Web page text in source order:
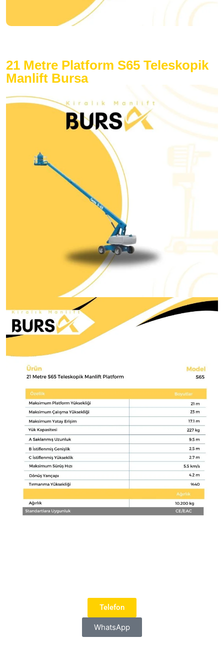
21 Metre Platform S65 Teleskopik
Manlift Bursa
Telefon
WhatsApp